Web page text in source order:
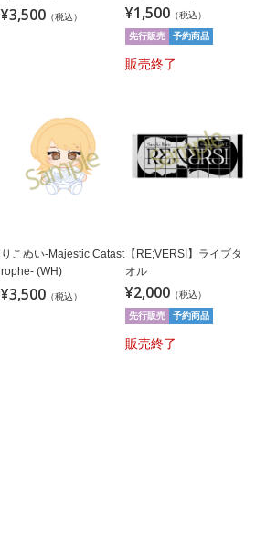
¥3,500 （税込） ¥1,500 （税込）
先行販売 予約商品
販売終了
りこぬい-Majestic Catast
rophe- (WH)
¥3,500 （税込）
【RE;VERSI】ライブタ
オル
¥2,000 （税込）
先行販売 予約商品
販売終了